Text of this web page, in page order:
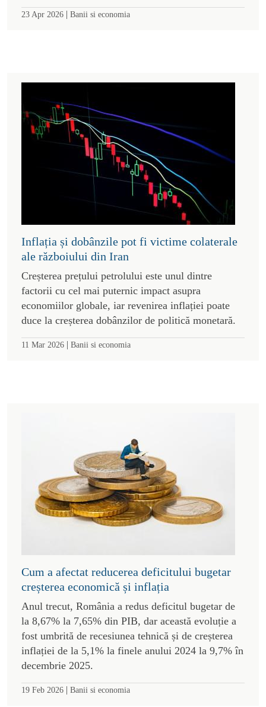
23 Apr 2026 | Banii si economia
Inflația și dobânzile pot fi victime colaterale
ale războiului din Iran
Creșterea prețului petrolului este unul dintre
factorii cu cel mai puternic impact asupra
economiilor globale, iar revenirea inflației poate
duce la creșterea dobânzilor de politică monetară.
11 Mar 2026 | Banii si economia
Cum a afectat reducerea deficitului bugetar
creșterea economică și inflația
Anul trecut, România a redus deficitul bugetar de
la 8,67% la 7,65% din PIB, dar această evoluție a
fost umbrită de recesiunea tehnică și de creșterea
inflației de la 5,1% la finele anului 2024 la 9,7% în
decembrie 2025.
19 Feb 2026 | Banii si economia